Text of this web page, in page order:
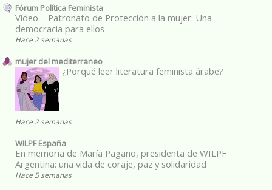
Fórum Política Feminista
Vídeo – Patronato de Protección a la mujer: Una
democracia para ellos
Hace 2 semanas
mujer del mediterraneo
¿Porqué leer literatura feminista árabe?
Hace 2 semanas
WILPF España
En memoria de María Pagano, presidenta de WILPF
Argentina: una vida de coraje, paz y solidaridad
Hace 5 semanas